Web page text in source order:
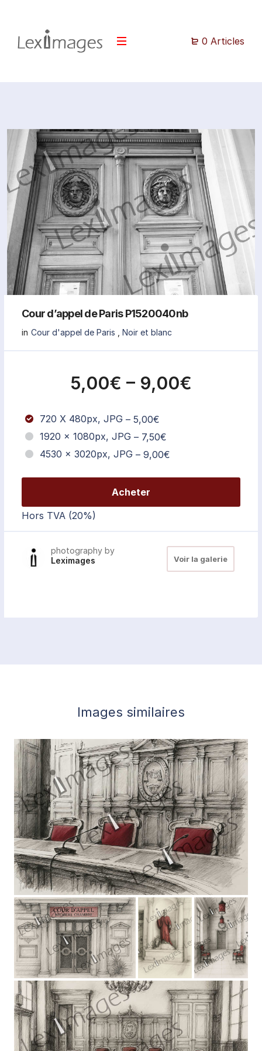
0 Articles
Cour d’appel de Paris P1520040nb
in Cour d'appel de Paris Noir et blanc
5,00€ – 9,00€
720 X 480px, JPG – 5,00€
1920 x 1080px, JPG – 7,50€
4530 x 3020px, JPG – 9,00€
Acheter
Hors TVA (20%)
photography by
Leximages
Voir la galerie
Images similaires